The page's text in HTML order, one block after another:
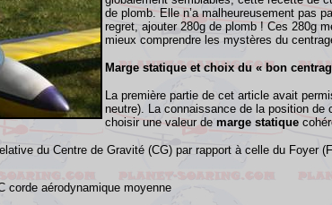
de plomb. Elle n’a malheureusement pas
regret, ajouter 280g de plomb ! Ces 280g
mieux comprendre les mystères du
Marge statique et choix du « bon
La première partie de cet article avait
neutre). La connaissance de la position
choisir une valeur de marge statique
du Centre de Gravité (CG) par rapport à celle du Foyer
aérodynamique moyenne